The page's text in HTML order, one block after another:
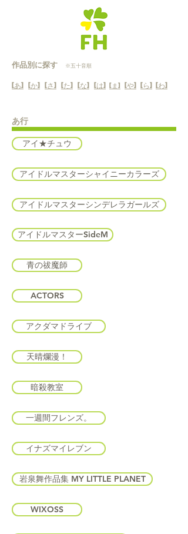
作品別に探す ※五十音順
[あ] [か] [さ] [た] [な] [は] [ま] [や] [ら] [わ]
あ行
アイ★チュウ
アイドルマスターシャイニーカラーズ
アイドルマスターシンデレラガールズ
アイドルマスターSideM
青の祓魔師
ACTORS
アクダマドライブ
天晴爛漫！
暗殺教室
一週間フレンズ。
イナズマイレブン
岩泉舞作品集 MY LITTLE PLANET
WIXOSS